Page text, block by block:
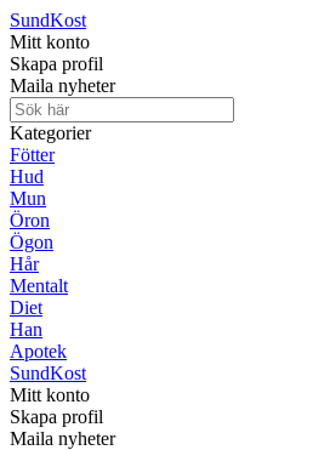
SundKost
Mitt konto
Skapa profil
Maila nyheter
Kategorier
Fötter
Hud
Mun
Öron
Ögon
Hår
Mentalt
Diet
Han
Apotek
SundKost
Mitt konto
Skapa profil
Maila nyheter